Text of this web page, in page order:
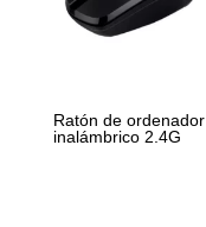
Ratón de ordenador
inalámbrico 2.4G